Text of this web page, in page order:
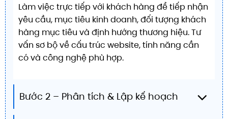
Làm việc trực tiếp với khách hàng để tiếp nhận
yêu cầu, mục tiêu kinh doanh, đối tượng khách
hàng mục tiêu và định hướng thương hiệu. Tư
vấn sơ bộ về cấu trúc website, tính năng cần
có và công nghệ phù hợp.
Bước 2 – Phân tích & Lập kế hoạch